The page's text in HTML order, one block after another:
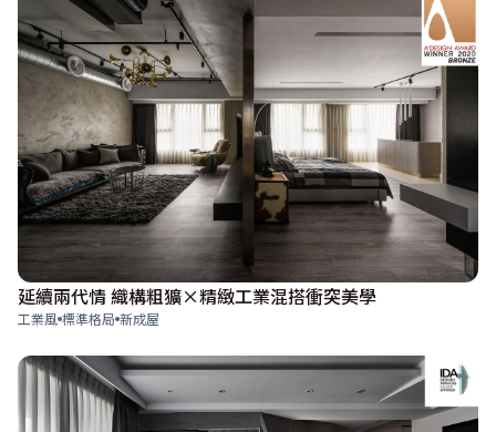
延續兩代情 織構粗獷×精緻工業混搭衝突美學
工業風 標準格局 新成屋